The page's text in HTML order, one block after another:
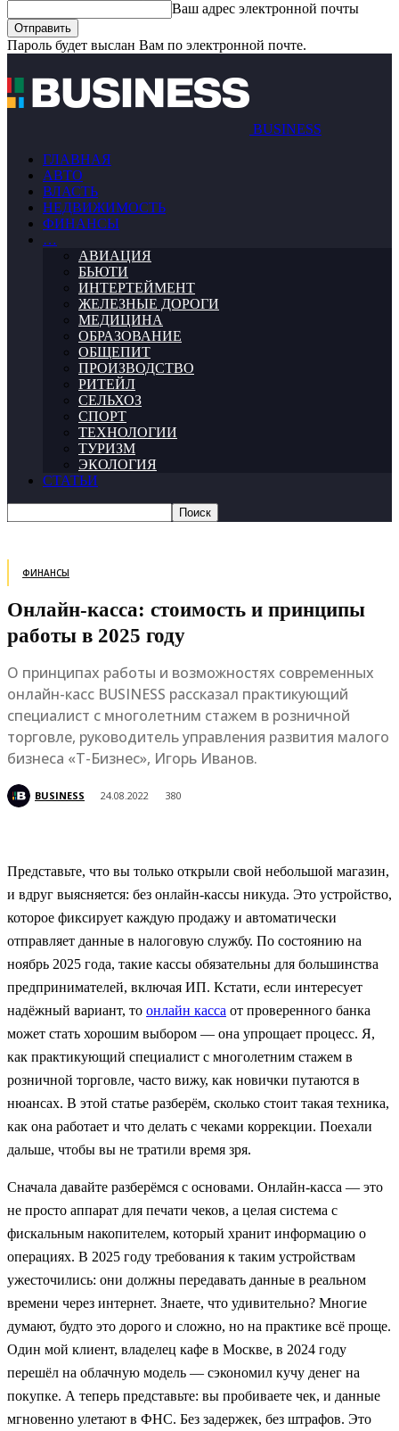
Ваш адрес электронной почты
Пароль будет выслан Вам по электронной почте.
BUSINESS
ГЛАВНАЯ
АВТО
ВЛАСТЬ
НЕДВИЖИМОСТЬ
ФИНАНСЫ
…
АВИАЦИЯ
БЬЮТИ
ИНТЕРТЕЙМЕНТ
ЖЕЛЕЗНЫЕ ДОРОГИ
МЕДИЦИНА
ОБРАЗОВАНИЕ
ОБЩЕПИТ
ПРОИЗВОДСТВО
РИТЕЙЛ
СЕЛЬХОЗ
СПОРТ
ТЕХНОЛОГИИ
ТУРИЗМ
ЭКОЛОГИЯ
СТАТЬИ
ФИНАНСЫ
Онлайн-касса: стоимость и принципы
работы в 2025 году
О принципах работы и возможностях современных
онлайн-касс BUSINESS рассказал практикующий
специалист с многолетним стажем в розничной
торговле, руководитель управления развития малого
бизнеса «Т-Бизнес», Игорь Иванов.
BUSINESS 24.08.2022 380
Представьте, что вы только открыли свой небольшой магазин,
и вдруг выясняется: без онлайн-кассы никуда. Это устройство,
которое фиксирует каждую продажу и автоматически
отправляет данные в налоговую службу. По состоянию на
ноябрь 2025 года, такие кассы обязательны для большинства
предпринимателей, включая ИП. Кстати, если интересует
надёжный вариант, то онлайн касса от проверенного банка
может стать хорошим выбором — она упрощает процесс. Я,
как практикующий специалист с многолетним стажем в
розничной торговле, часто вижу, как новички путаются в
нюансах. В этой статье разберём, сколько стоит такая техника,
как она работает и что делать с чеками коррекции. Поехали
дальше, чтобы вы не тратили время зря.
Сначала давайте разберёмся с основами. Онлайн-касса — это
не просто аппарат для печати чеков, а целая система с
фискальным накопителем, который хранит информацию о
операциях. В 2025 году требования к таким устройствам
ужесточились: они должны передавать данные в реальном
времени через интернет. Знаете, что удивительно? Многие
думают, будто это дорого и сложно, но на практике всё проще.
Один мой клиент, владелец кафе в Москве, в 2024 году
перешёл на облачную модель — сэкономил кучу денег на
покупке. А теперь представьте: вы пробиваете чек, и данные
мгновенно улетают в ФНС. Без задержек, без штрафов. Это